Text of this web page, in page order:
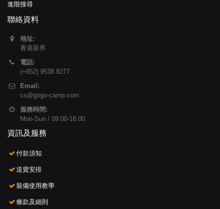
進階搜尋
聯絡資料
地址:
香港新界
電話:
(+852) 9538 9277
Email:
cs@gogo-camp.com
服務時間:
Mon-Sun / 09:00-18:00
資訊及服務
付款須知
送貨安排
裝備使用教學
條款及細則